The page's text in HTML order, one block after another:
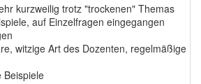
kurzweilig trotz "trockenen" Themas
auf Einzelfragen eingegangen
witzige Art des Dozenten, regelmäßige
Beispiele